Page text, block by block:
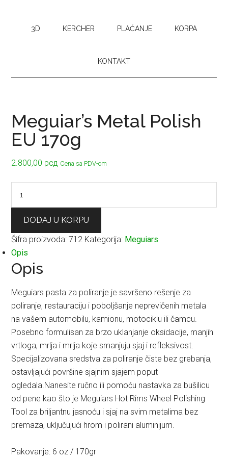
3D KERCHER PLAĆANJE KORPA
KONTAKT
Meguiar’s Metal Polish
EU 170g
2.800,00 рсд Cena sa PDV-om
Polish
170g
količina
DODAJ U KORPU
Šifra proizvoda:712 Kategorija: Meguiars
Opis
Opis
Meguiars pasta za poliranje je savršeno rešenje za
poliranje, restauraciju i poboljšanje neprevičenih metala
na vašem automobilu, kamionu, motociklu ili čamcu.
Posebno formulisan za brzo uklanjanje oksidacije, manjih
vrtloga, mrlja i mrlja koje smanjuju sjaj i refleksivost.
Specijalizovana sredstva za poliranje čiste bez grebanja,
ostavljajući površine sjajnim sjajem poput
ogledala.Nanesite ručno ili pomoću nastavka za bušilicu
od pene kao što je Meguiars Hot Rims Wheel Polishing
Tool za briljantnu jasnoću i sjaj na svim metalima bez
premaza, uključujući hrom i polirani aluminijum.
Pakovanje: 6 oz / 170gr